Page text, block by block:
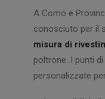
A Como e
conosciuto per il
misura di
poltrone. I punti
personalizzate